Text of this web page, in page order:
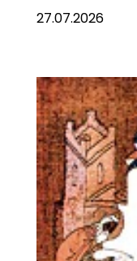
27.07.2026